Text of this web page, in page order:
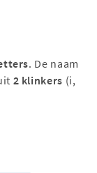
. De naam
2 klinkers (i,